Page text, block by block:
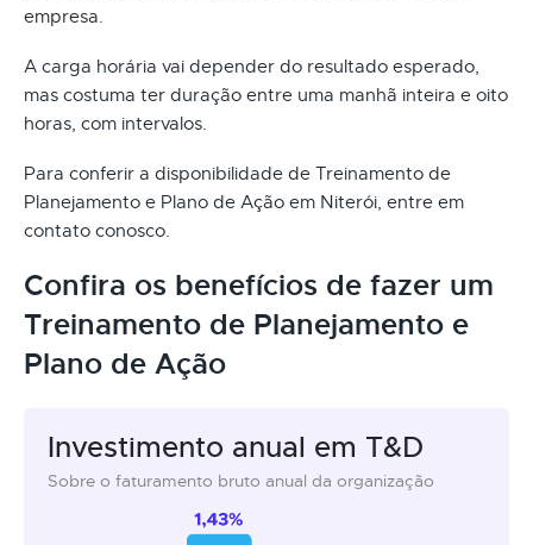
empresa.
A carga horária vai depender do resultado esperado,
mas costuma ter duração entre uma manhã inteira e oito
horas, com intervalos.
Para conferir a disponibilidade de Treinamento de
Planejamento e Plano de Ação em Niterói, entre em
contato conosco.
Confira os benefícios de fazer um
Treinamento de Planejamento e
Plano de Ação
Investimento anual em T&D
Sobre o faturamento bruto anual da organização